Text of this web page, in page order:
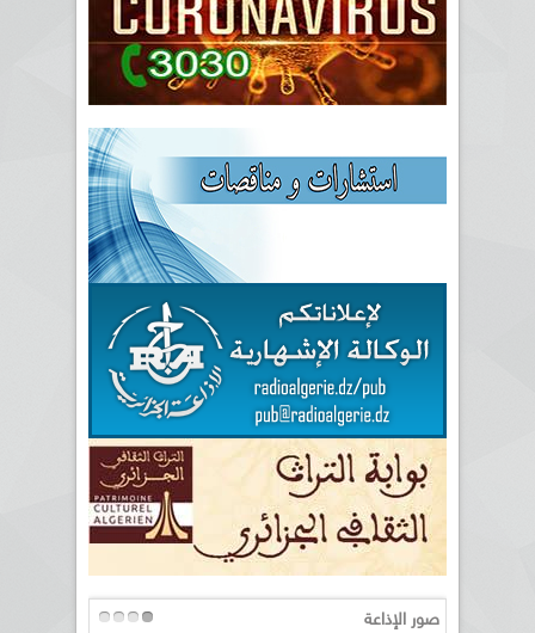
صور الإذاعة